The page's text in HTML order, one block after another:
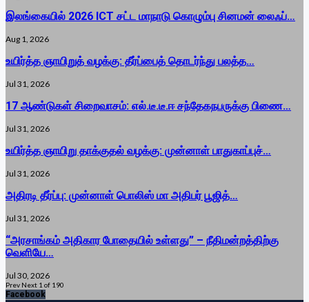
இலங்கையில் 2026 ICT சட்ட மாநாடு கொழும்பு சினமன் லைஃப்…
Aug 1, 2026
உயிர்த்த ஞாயிறுத் வழக்கு: தீர்ப்பைத் தொடர்ந்து பலத்த…
Jul 31, 2026
17 ஆண்டுகள் சிறைவாசம்: எல்.டீ.டீ.ஈ சந்தேகநபருக்கு பிணை…
Jul 31, 2026
உயிர்த்த ஞாயிறு தாக்குதல் வழக்கு: முன்னாள் பாதுகாப்புச்…
Jul 31, 2026
அதிரடி தீர்ப்பு: முன்னாள் பொலிஸ் மா அதிபர் பூஜித்…
Jul 31, 2026
“அரசாங்கம் அதிகார போதையில் உள்ளது” – நீதிமன்றத்திற்கு
வெளியே…
Jul 30, 2026
Prev Next 1 of 190
Facebook